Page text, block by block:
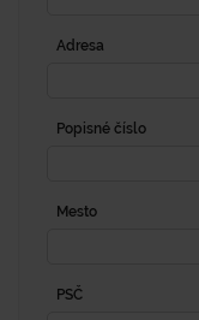
Adresa
Popisné číslo
Mesto
PSČ